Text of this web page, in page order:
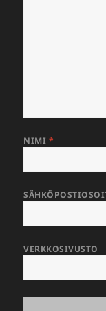
NIMI *
VERKKOSIVUSTO